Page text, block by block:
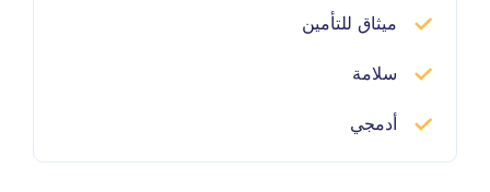
ميثاق للتأمين
سلامة
أدمجي